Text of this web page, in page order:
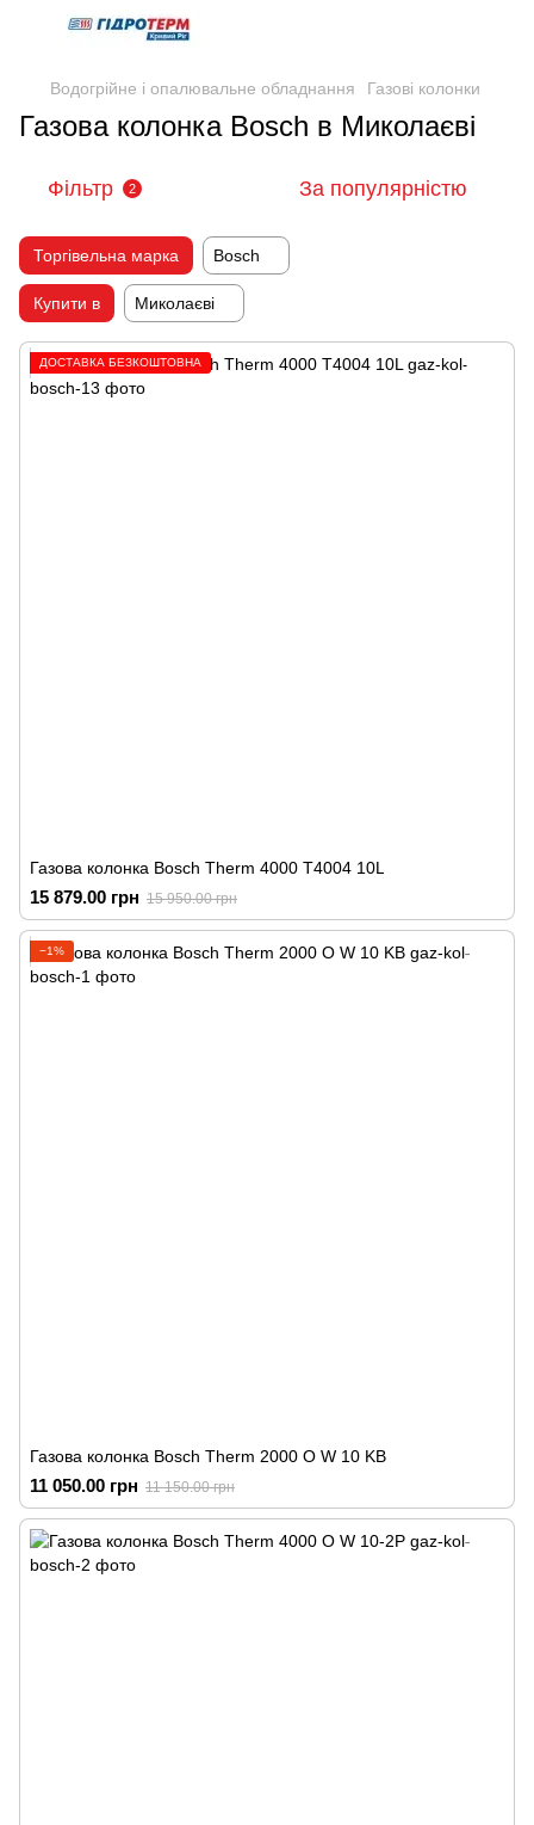
Водогрійне і опалювальне обладнання Газові колонки
Газова колонка Bosch в Миколаєві
Фільтр 2 За популярністю
Торгівельна марка Bosch
Купити в Миколаєві
ДОСТАВКА БЕЗКОШТОВНА
Газова колонка Bosch Therm 4000 T4004 10L
15 879.00 грн 15 950.00 грн
−1%
Газова колонка Bosch Therm 2000 O W 10 KB
11 050.00 грн 11 150.00 грн